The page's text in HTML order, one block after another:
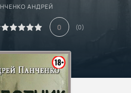
АНДРЕЙ
0 (0)